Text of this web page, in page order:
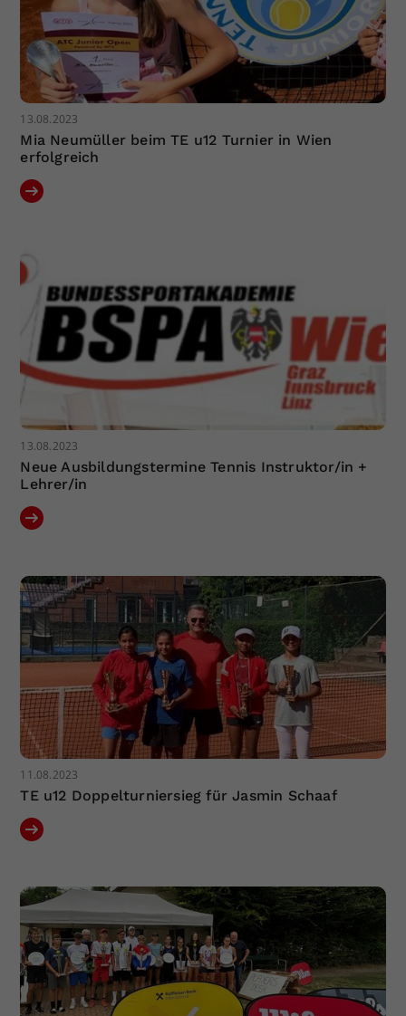
13.08.2023
Mia Neumüller beim TE u12 Turnier in Wien
erfolgreich
13.08.2023
Neue Ausbildungstermine Tennis Instruktor/in +
Lehrer/in
11.08.2023
TE u12 Doppelturniersieg für Jasmin Schaaf